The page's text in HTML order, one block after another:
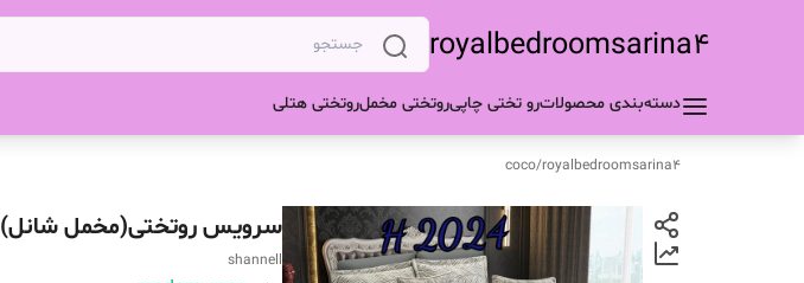
royalbedroomsarina4
دسته‌بندی محصولاترو تختی چاپیروتختی مخملروتختی هتلی
royalbedroomsarina4
/
coco
سرویس روتختی(مخمل شانل)
shannell